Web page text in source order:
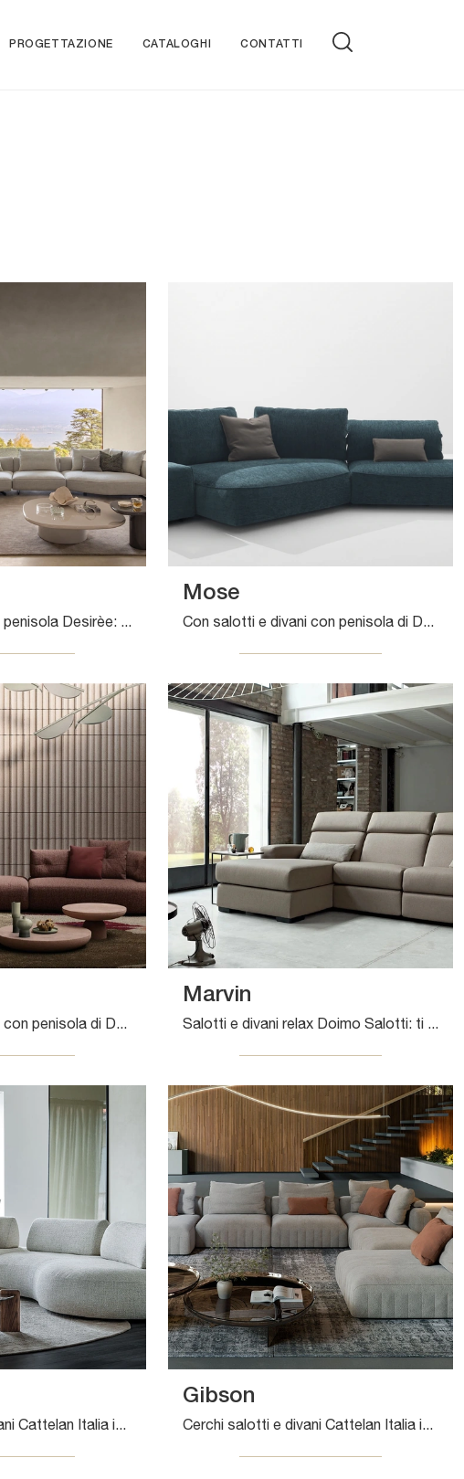
PROGETTAZIONE CATALOGHI CONTATTI
Salotti e divani con penisola Desirèe: ti offriamo il modello Homan in tessuto per valorizzare il soggiorno.
Mose
Con salotti e divani con penisola di Desirèe come il modello Mose in tessuto, potrai ultimare il tuo progetto d'arredo.
Con salotti e divani con penisola di Doimo Salotti come il modello Lotus in tessuto, potrai completare il tuo concept d'arredo.
Marvin
Salotti e divani relax Doimo Salotti: ti offriamo il modello Marvin in tessuto per valorizzare la zona giorno.
Cerchi salotti e divani Cattelan Italia in tessuto? Clicca e ottieni informazioni sul modello Murphy per spazi design.
Gibson
Cerchi salotti e divani Cattelan Italia in tessuto? Clicca e scopri di più sul modello Gibson per spazi design.